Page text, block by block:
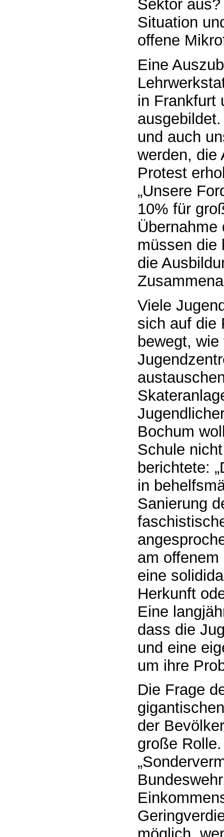
Sektor
Situation
offene
Eine
in Frankfurt
und auch
werden, die
Protest
„Unsere
10% für
Übernahme
müssen die
die
Viele
sich auf die
bewegt, wie
Bochum
Schule
berichtete:
in
Sanierung
am
eine
Herkunft
Eine
dass die
und eine
um ihre
Die Frage
der
große